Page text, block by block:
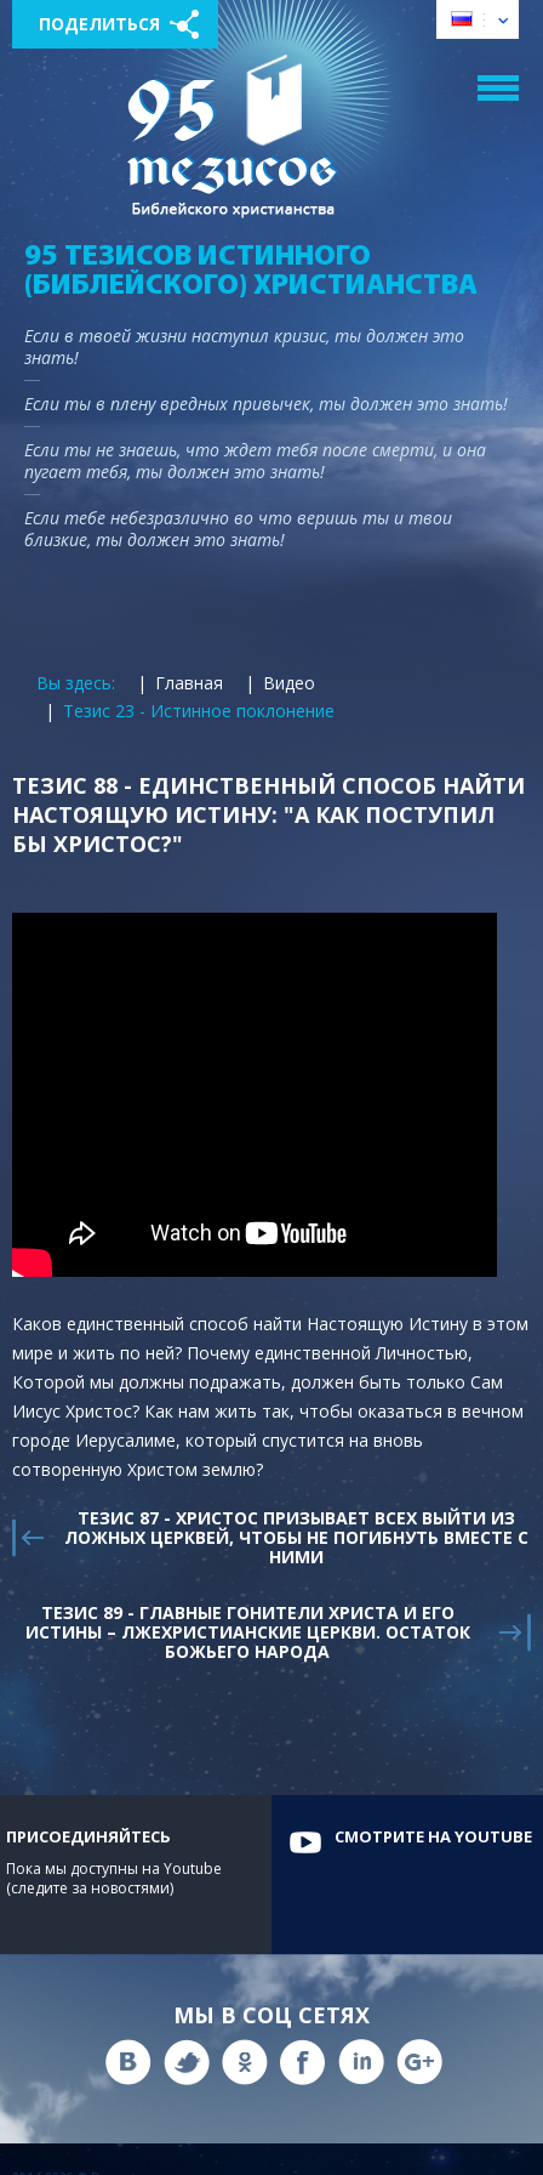
ПОДЕЛИТЬСЯ
95 ТЕЗИСОВ ИСТИННОГО
(БИБЛЕЙСКОГО) ХРИСТИАНСТВА
Если в твоей жизни наступил кризис, ты должен это
знать!
Если ты в плену вредных привычек, ты должен это знать!
Если ты не знаешь, что ждет тебя после смерти, и она
пугает тебя, ты должен это знать!
Если тебе небезразлично во что веришь ты и твои
близкие, ты должен это знать!
Вы здесь: Главная
Видео
Тезис 23 - Истинное поклонение
ТЕЗИС 88 - ЕДИНСТВЕННЫЙ СПОСОБ НАЙТИ
НАСТОЯЩУЮ ИСТИНУ: "А КАК ПОСТУПИЛ
БЫ ХРИСТОС?"
Каков единственный способ найти Настоящую Истину в этом
мире и жить по ней? Почему единственной Личностью,
Которой мы должны подражать, должен быть только Сам
Иисус Христос? Как нам жить так, чтобы оказаться в вечном
городе Иерусалиме, который спустится на вновь
сотворенную Христом землю?
ТЕЗИС 87 - ХРИСТОС ПРИЗЫВАЕТ ВСЕХ ВЫЙТИ ИЗ
ЛОЖНЫХ ЦЕРКВЕЙ, ЧТОБЫ НЕ ПОГИБНУТЬ ВМЕСТЕ С
НИМИ
ТЕЗИС 89 - ГЛАВНЫЕ ГОНИТЕЛИ ХРИСТА И ЕГО
ИСТИНЫ – ЛЖЕХРИСТИАНСКИЕ ЦЕРКВИ. ОСТАТОК
БОЖЬЕГО НАРОДА
ПРИСОЕДИНЯЙТЕСЬ
Пока мы доступны на Youtube
(следите за новостями)
СМОТРИТЕ НА YOUTUBE
МЫ В СОЦ СЕТЯХ